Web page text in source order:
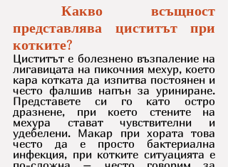
Какво всъщност
представлява циститът при
котките?
Циститът е болезнено възпаление на
лигавицата на пикочния мехур, което
кара котката да изпитва постоянен и
често фалшив напън за уриниране.
Представете си го като остро
дразнене, при което стените на
мехура стават чувствителни и
удебелени. Макар при хората това
често да е просто бактериална
инфекция, при котките ситуацията е